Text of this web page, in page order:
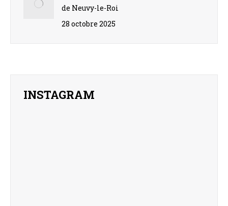
de Neuvy-le-Roi
28 octobre 2025
INSTAGRAM